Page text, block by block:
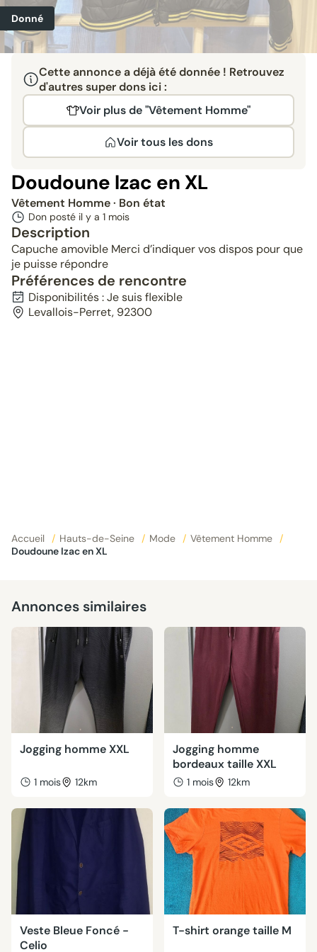
Donné
Cette annonce a déjà été donnée ! Retrouvez
d'autres super dons ici :
Voir plus de "Vêtement Homme"
Voir tous les dons
Doudoune Izac en XL
Vêtement Homme· Bon état
Don posté il y a 1 mois
Description
Capuche amovible Merci d’indiquer vos dispos pour que
je puisse répondre
Préférences de rencontre
Disponibilités : Je suis flexible
Levallois-Perret, 92300
Accueil / Hauts-de-Seine / Mode / Vêtement Homme
/
Doudoune Izac en XL
Annonces similaires
Jogging homme XXL
1 mois 12km
Jogging homme
bordeaux taille XXL
1 mois 12km
Veste Bleue Foncé -
Celio
T-shirt orange taille M